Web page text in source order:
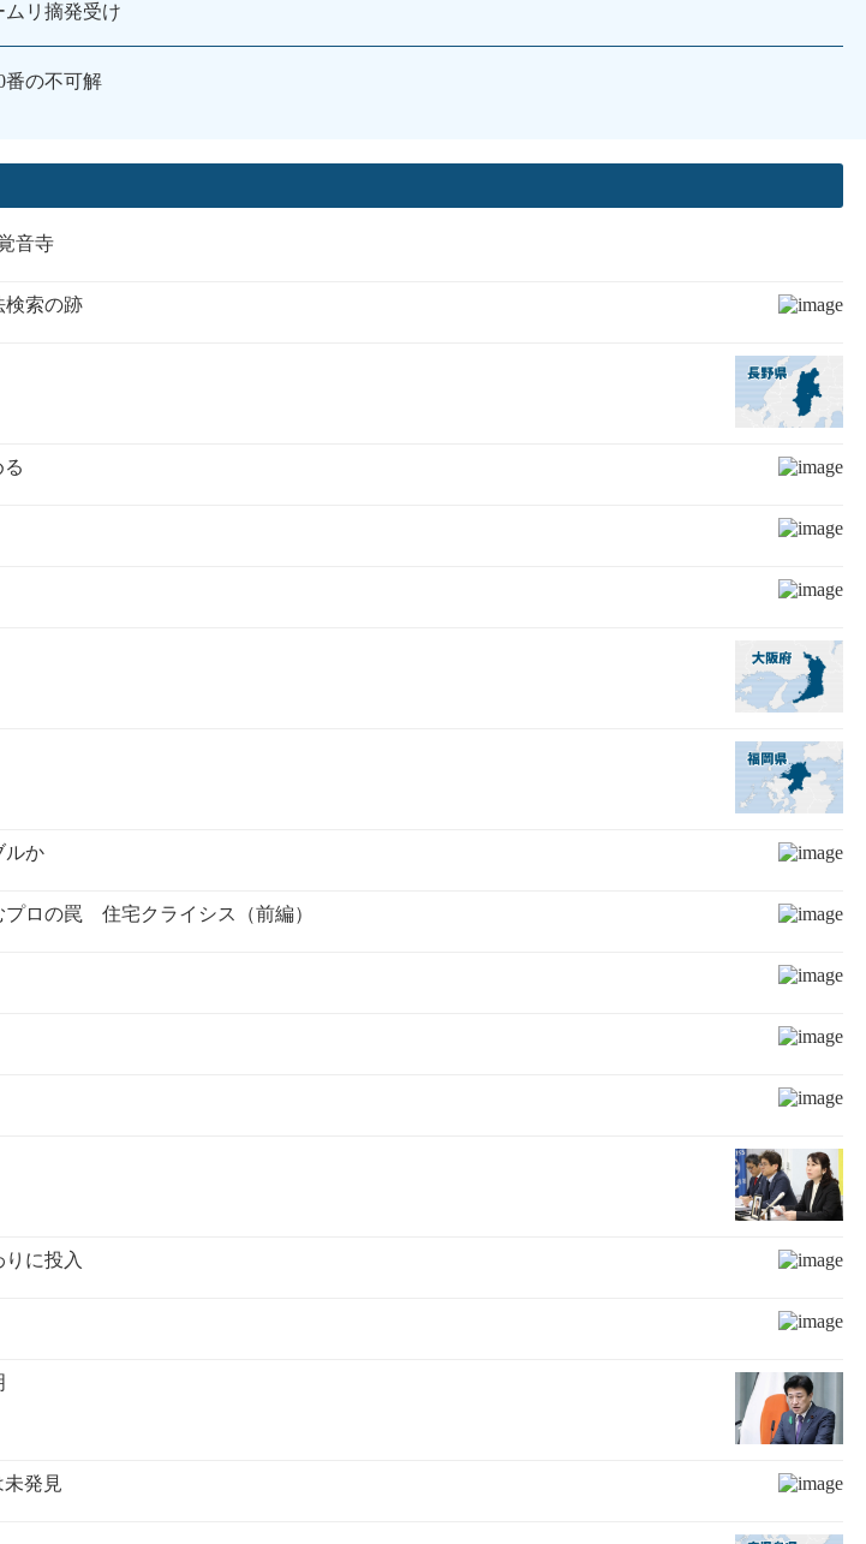
リ摘発受け
の不可解
音寺
索の跡
ルか
ロの罠 住宅クライシス（前編）
に投入
発見